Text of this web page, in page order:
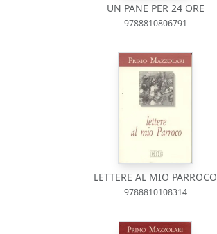
UN PANE PER 24 ORE
9788810806791
LETTERE AL MIO PARROCO
9788810108314